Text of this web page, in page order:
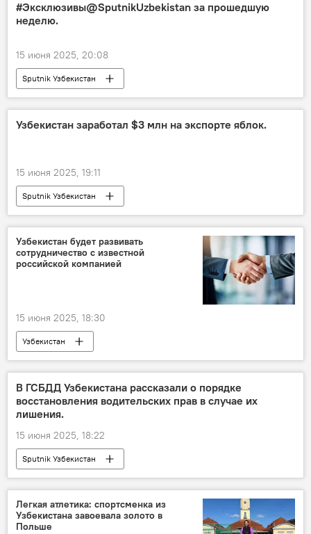
#Эксклюзивы@SputnikUzbekistan за прошедшую
неделю.
15 июня 2025, 20:08
Sputnik Узбекистан
Узбекистан заработал $3 млн на экспорте яблок.
15 июня 2025, 19:11
Sputnik Узбекистан
Узбекистан будет развивать
сотрудничество с известной
российской компанией
15 июня 2025, 18:30
Узбекистан
Министерство инвестиций, промышленности и торговли РУз.
сотрудничество
производство
Торговля
В ГСБДД Узбекистана рассказали о порядке
восстановления водительских прав в случае их
лишения.
15 июня 2025, 18:22
Sputnik Узбекистан
Легкая атлетика: спортсменка из
Узбекистана завоевала золото в
Польше